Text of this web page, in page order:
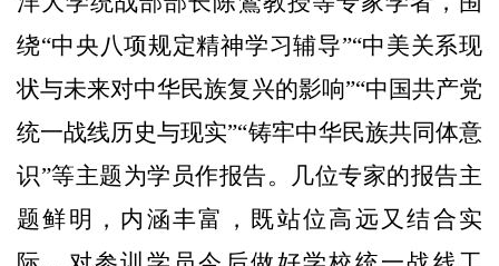
绕“中央八项规定精神学习辅导”“中美关系现
状与未来对中华民族复兴的影响”“中国共产党
统一战线历史与现实”“铸牢中华民族共同体意
识”等主题为学员作报告。几位专家的报告主
题鲜明，内涵丰富 ，既站位高远又结合实